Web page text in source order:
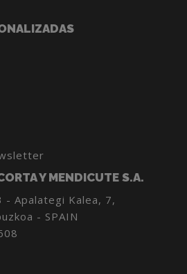
Y MENDICUTE S.A.
- Apalategi Kalea, 7,
- SPAIN